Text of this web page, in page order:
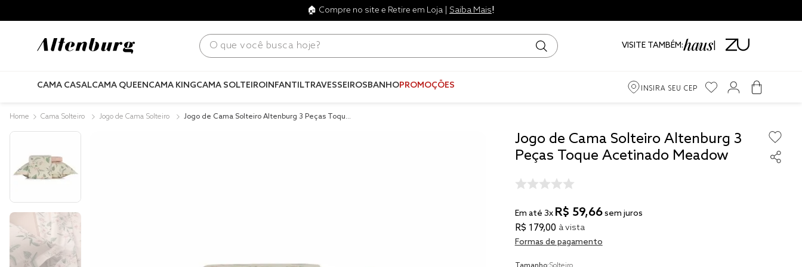
🏠 Compre no site e Retire em Loja | Saiba Mais!
O que você busca hoje?
VISITE TAMBÉM:
CAMA CASALCAMA QUEENCAMA KINGCAMA SOLTEIROINFANTILTRAVESSEIROSBANHOPROMOÇÕES INSIRA SEU CEP
Cama Solteiro Jogo de Cama Solteiro
Jogo de Cama Solteiro Altenburg 3 Peças Toque
Jogo de Cama Solteiro Altenburg 3
Peças Toque Acetinado Meadow
Em até 3x R$ 59,66sem juros
R$ 179,00 à vista
Formas de pagamento
fronha
travesseiro
solteiro
tencel